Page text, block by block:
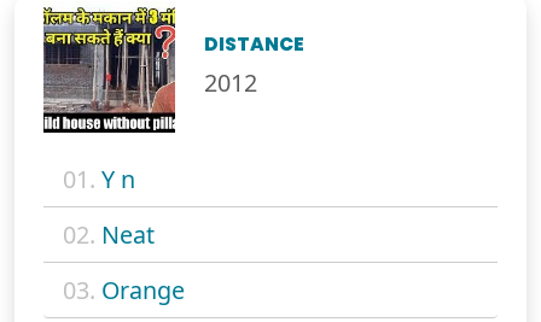
DISTANCE
2012
01. Y n
02. Neat
03. Orange